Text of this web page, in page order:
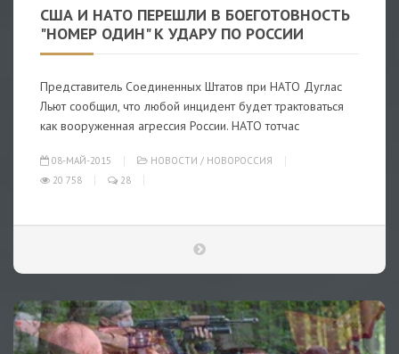
США И НАТО ПЕРЕШЛИ В БОЕГОТОВНОСТЬ
"НОМЕР ОДИН" К УДАРУ ПО РОССИИ
Представитель Соединенных Штатов при НАТО Дуглас
Льют сообщил, что любой инцидент будет трактоваться
как вооруженная агрессия России. НАТО тотчас
08-МАЙ-2015 НОВОСТИ / НОВОРОССИЯ
20 758
28